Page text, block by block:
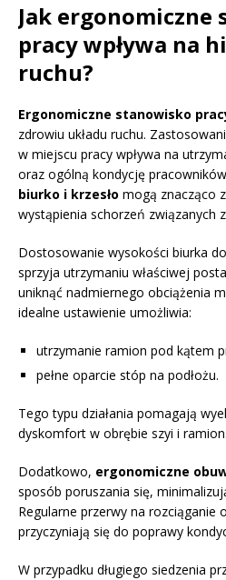
Jak ergonomiczne
pracy wpływa na
ruchu?
Ergonomiczne stanowisko
zdrowiu układu ruchu.
w miejscu pracy wpływa na
oraz ogólną kondycję
biurko i krzesło mogą znacząco
wystąpienia schorzeń związanych
Dostosowanie wysokości biurka
sprzyja utrzymaniu właściwej
uniknąć nadmiernego obciążenia
idealne ustawienie umożliwia:
utrzymanie ramion pod kątem
pełne oparcie stóp na podłożu.
Tego typu działania pomagają
dyskomfort w obrębie szyi i ramion.
Dodatkowo, ergonomiczne
sposób poruszania się,
Regularne przerwy na rozciąganie
przyczyniają się do poprawy
W przypadku długiego siedzenia